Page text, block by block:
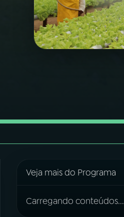
Veja mais do Programa
Carregando conteúdos...